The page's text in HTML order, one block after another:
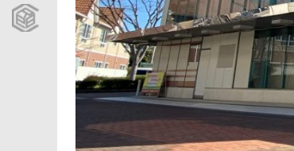
CCReBサービスのご案内